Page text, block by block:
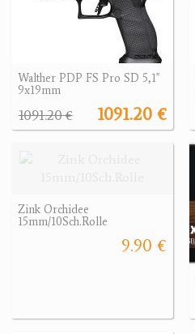
Walther PDP FS Pro SD 5,1"
9x19mm
1091.20 €
1091.20 €
Zink Orchidee
15mm/10Sch.Rolle
9.90 €